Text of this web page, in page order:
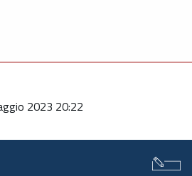
2023 20:22